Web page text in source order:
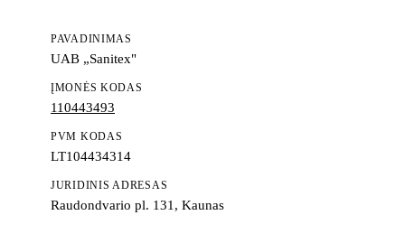
PAVADINIMAS
UAB „Sanitex"
ĮMONĖS KODAS
110443493
PVM KODAS
LT104434314
JURIDINIS ADRESAS
Raudondvario pl. 131, Kaunas